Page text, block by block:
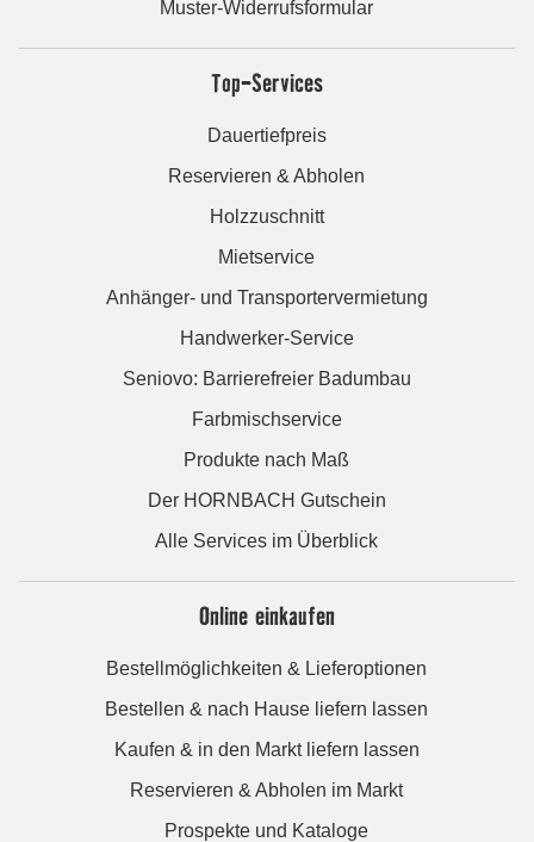
Muster-Widerrufsformular
Top-Services
Dauertiefpreis
Reservieren & Abholen
Holzzuschnitt
Mietservice
Anhänger- und Transportervermietung
Handwerker-Service
Seniovo: Barrierefreier Badumbau
Farbmischservice
Produkte nach Maß
Der HORNBACH Gutschein
Alle Services im Überblick
Online einkaufen
Bestellmöglichkeiten & Lieferoptionen
Bestellen & nach Hause liefern lassen
Kaufen & in den Markt liefern lassen
Reservieren & Abholen im Markt
Prospekte und Kataloge